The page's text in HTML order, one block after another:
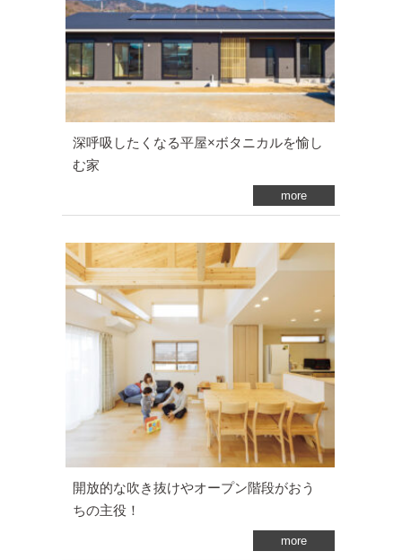
深呼吸したくなる平屋×ボタニカルを愉し
む家
more
開放的な吹き抜けやオープン階段がおう
ちの主役！
more